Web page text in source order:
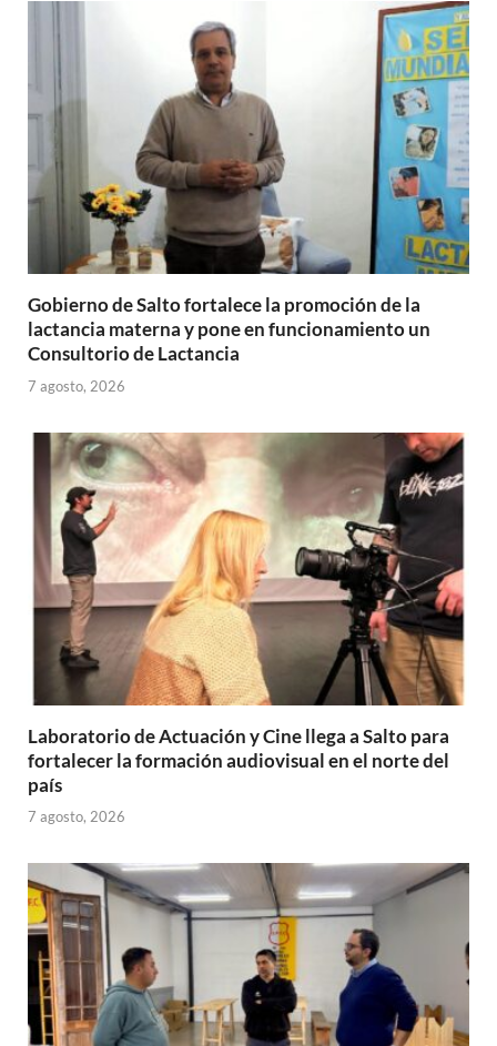
Gobierno de Salto fortalece la promoción de la
lactancia materna y pone en funcionamiento un
Consultorio de Lactancia
7 agosto, 2026
Laboratorio de Actuación y Cine llega a Salto para
fortalecer la formación audiovisual en el norte del
país
7 agosto, 2026